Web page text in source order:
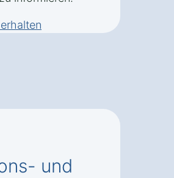
und